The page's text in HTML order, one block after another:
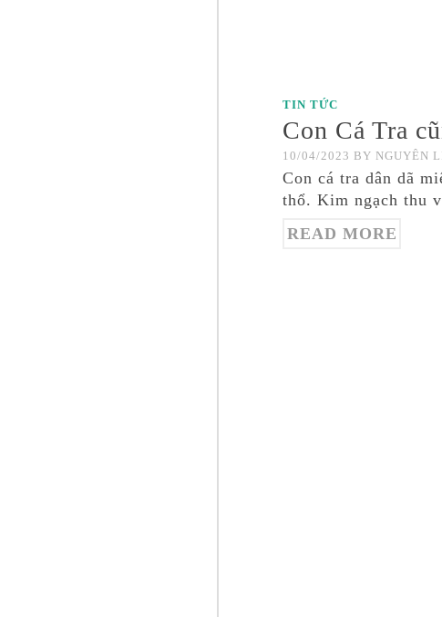
TIN TỨC
Con Cá Tra
10/04/2023 BY NGUYÊN
Con cá tra dân dã
thổ. Kim ngạch thu
READ MORE